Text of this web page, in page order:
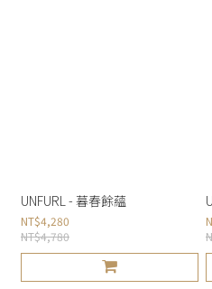
UNFURL - 暮春餘蘊
NT$4,280
NT$4,780